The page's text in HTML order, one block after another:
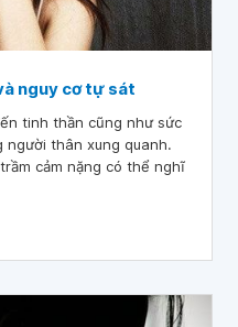
nguy cơ tự sát
tinh thần cũng như sức
người thân xung quanh.
cảm nặng có thể nghĩ